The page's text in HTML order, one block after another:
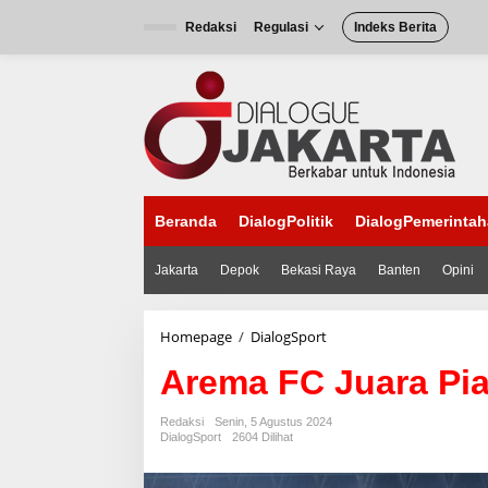
Redaksi Regulasi Indeks Berita
Beranda DialogPolitik
Jakarta Depok Bekasi Raya Banten Opini
Homepage / DialogSport
m
a
J
Arema FC Juara
Redaksi
Senin, 5 Agustus 2024
DialogSport
2604 Dilihat